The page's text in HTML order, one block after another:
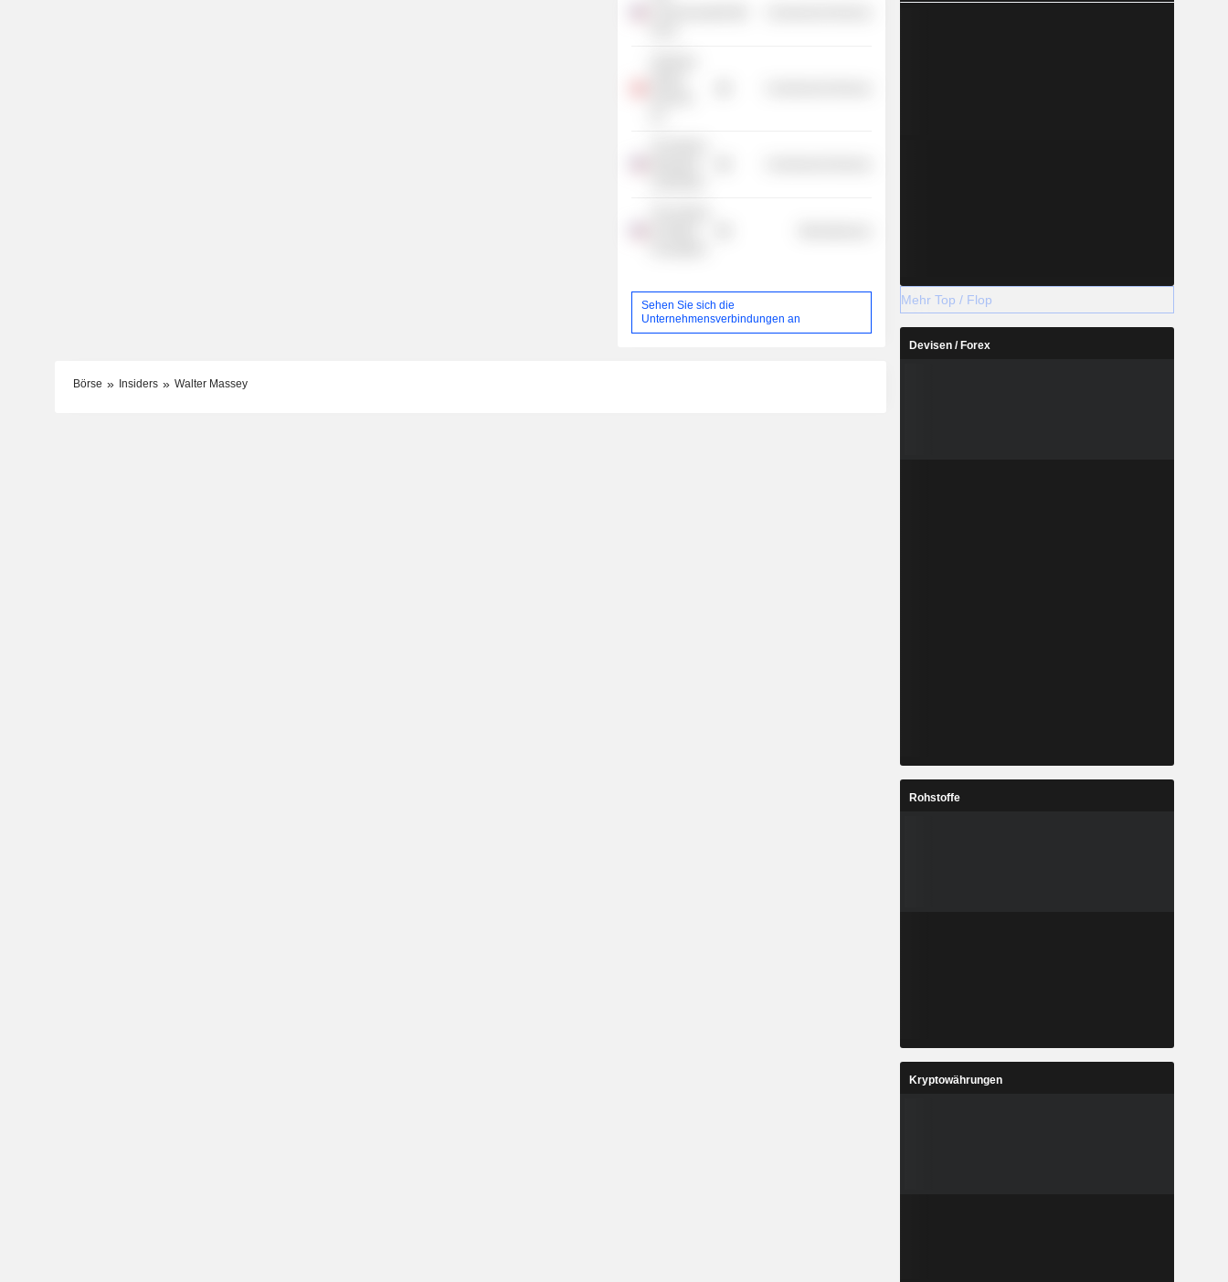
Sehen Sie sich die
Unternehmensverbindungen an
Börse Insiders Walter Massey
Mehr Top / Flop
Devisen / Forex
Rohstoffe
Kryptowährungen